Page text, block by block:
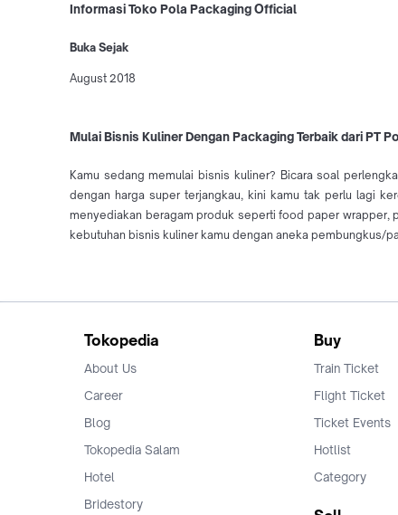
Informasi Toko Pola Packaging Official
Buka Sejak
August 2018
Mulai Bisnis Kuliner Dengan Packaging Terbaik dari PT
Kamu sedang memulai bisnis kuliner? Bicara soal
dengan harga super terjangkau, kini kamu tak perlu lagi
menyediakan beragam produk seperti food paper wrapper,
kebutuhan bisnis kuliner kamu dengan aneka pembungkus/
Tokopedia
About Us
Career
Blog
Tokopedia Salam
Hotel
Bridestory
Buy
Train Ticket
Flight Ticket
Ticket Events
Hotlist
Category